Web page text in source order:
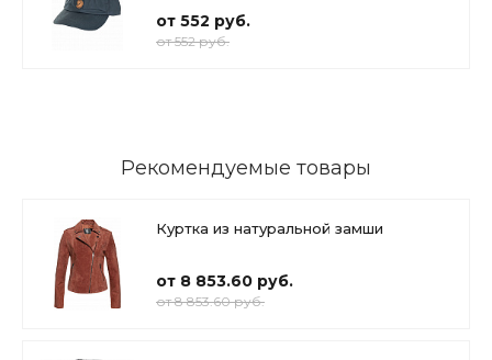
от 552 руб.
от 552 руб.
Рекомендуемые товары
Куртка из натуральной замши
от 8 853.60 руб.
от 8 853.60 руб.